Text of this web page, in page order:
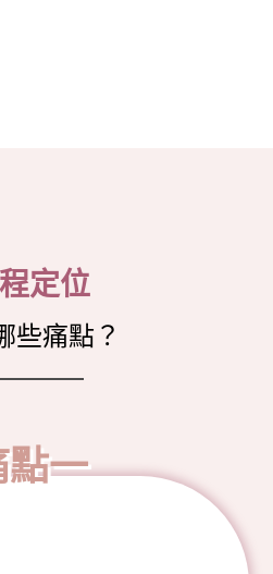
定位
些痛點？
點一